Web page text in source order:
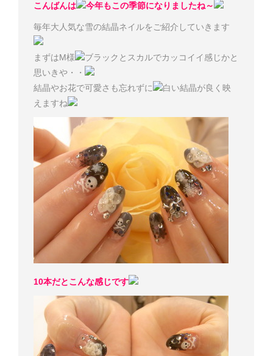
こんばんは 今年もこの季節になりましたね～
毎年大人気な雪の結晶ネイルをご紹介していきます
まずはM様
ブラックとスカルでカッコイイ感じかと
思いきや・・
結晶やお花で可愛さも忘れずに
白い結晶が良く映
えますね
10本だとこんな感じです